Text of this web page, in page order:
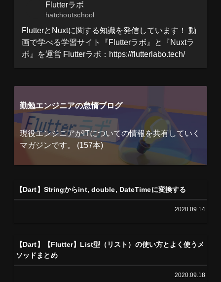
Flutterラボ
hatchoutschool
FlutterとNuxtに関する知識を発信しています！ 動
画で学べる学習サイト『Flutterラボ』と『Nuxtラ
ボ』を運営 Flutterラボ：https://flutterlabo.tech/
勤勉エンジニアの怠惰ブログ
現役エンジニアがITについての情報を共有していく
マガジンです。 (157本)
【Dart】Stringからint, double, DateTimeに変換する
2020.09.14
【Dart】【Flutter】List型（リスト）の使い方とよく使うメ
ソッドまとめ
2020.09.18